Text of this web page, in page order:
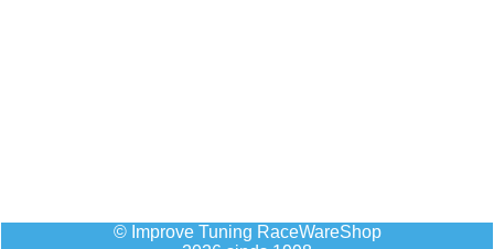
© Improve Tuning RaceWareShop